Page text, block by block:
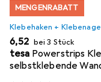
MENGENRABATT
Klebehaken +
EUR
6,52 bei 3 Stück
tesa Powerstrips
selbstklebende